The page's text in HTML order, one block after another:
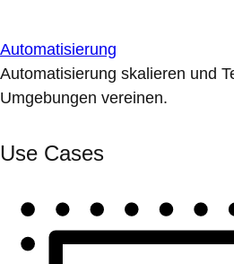
Automatisierung
Automatisierung skalieren und
Umgebungen vereinen.
Use Cases